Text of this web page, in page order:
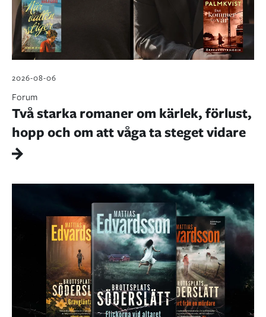
2026-08-06
Forum
Två starka romaner om kärlek, förlust,
hopp och om att våga ta steget vidare